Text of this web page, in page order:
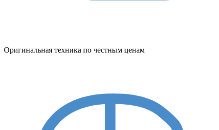
Оригинальная техника по честным ценам